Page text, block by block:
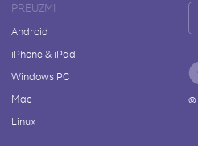
PREUZMI
Android
iPhone & iPad
Windows PC
Mac
Linux
©